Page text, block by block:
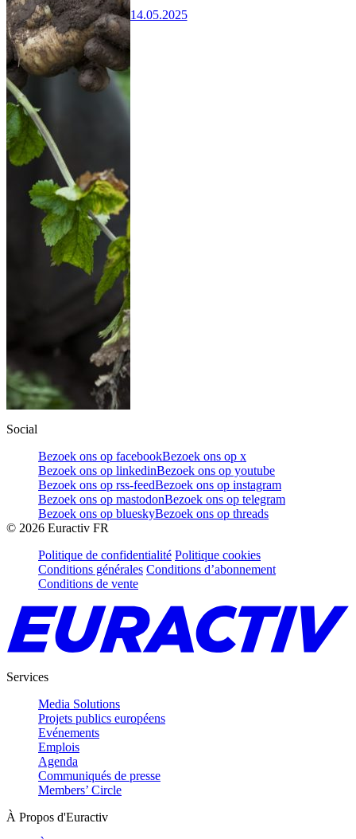
14.05.2025
Social
Bezoek ons op facebookBezoek ons op x
Bezoek ons op linkedinBezoek ons op youtube
Bezoek ons op rss-feedBezoek ons op instagram
Bezoek ons op mastodonBezoek ons op telegram
Bezoek ons op blueskyBezoek ons op threads
© 2026 Euractiv FR
Politique de confidentialité Politique cookies
Conditions générales Conditions d’abonnement
Conditions de vente
Services
Media Solutions
Projets publics européens
Evénements
Emplois
Agenda
Communiqués de presse
Members’ Circle
À Propos d'Euractiv